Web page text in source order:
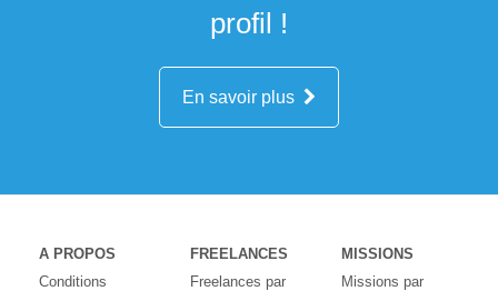
profil !
En savoir plus
A PROPOS
Conditions
FREELANCES
Freelances par
MISSIONS
Missions par